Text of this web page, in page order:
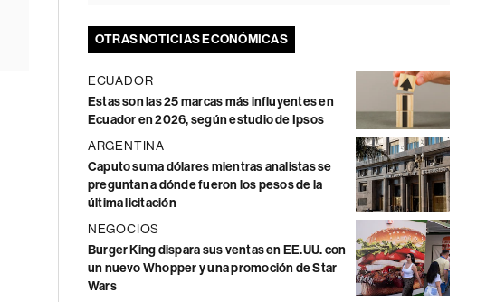
OTRAS NOTICIAS ECONÓMICAS
ECUADOR
Estas son las 25 marcas más influyentes en
Ecuador en 2026, según estudio de Ipsos
ARGENTINA
Caputo suma dólares mientras analistas se
preguntan a dónde fueron los pesos de la
última licitación
NEGOCIOS
Burger King dispara sus ventas en EE.UU. con
un nuevo Whopper y una promoción de Star
Wars